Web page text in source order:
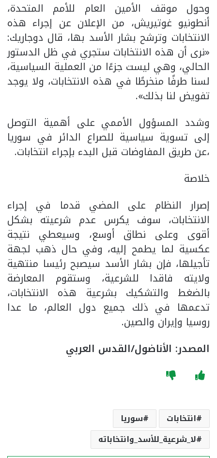
وحول موقف الأمين العام للأمم المتحدة،
أنطونيو غوتيريش، من الإعلان عن إجراء هذه
الانتخابات وترشح بشار الأسد بها، قال دوجاريك:
«نرى أن هذه الانتخابات ستجري في ظل الدستور
الحالي، وهي ليست جزءًا من العملية السياسية،
لسنا طرفًا منخرطًا في هذه الانتخابات، ولا يوجد
تفويض لنا بذلك».
وشدد المسؤول الأممي على أهمية التوصل
إلى تسوية سياسية للصراع الدائر في سوريا
،عن طريق المفاوضات قبل البدء بإجراء انتخابات.
خلاصة
إصرار النظام على المضي قدما في إجراء
الانتخابات، سوف يكرس عدم شرعيته بشكل
أقوى وعلى نطاق أوسع، وسيعطي نتيجة
عكسية لما يطمح إليه، وفي حال ذهب لجهة
تأجيلها، فإن بشار الأسد سيصبح رئيسا منتهية
ولايته فاقدا للشرعية، وستقوم المعارضة
بالضغط والتشكيك بشرعية هذه الانتخابات،
تدعمها في ذلك جميع دول العالم، ما عدا
روسيا وإيران والصين.
المصدر: الأناضول/القدس العربي
انتخابات
سوريا
لا_شرعية_للأسد_وانتخاباته